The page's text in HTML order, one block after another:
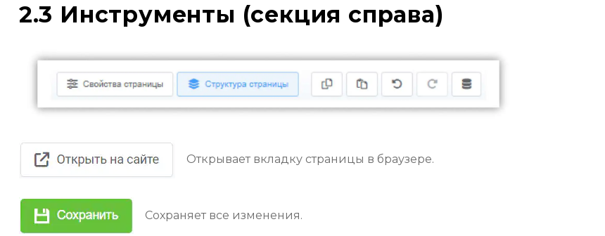
2.3 Инструменты (секция справа)
Открывает вкладку страницы в браузере.
Сохраняет все изменения.